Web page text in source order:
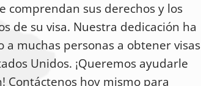
comprendan sus derechos y los
de su visa. Nuestra dedicación ha
a muchas personas a obtener visas
Unidos. ¡Queremos ayudarle
Contáctenos hoy mismo para